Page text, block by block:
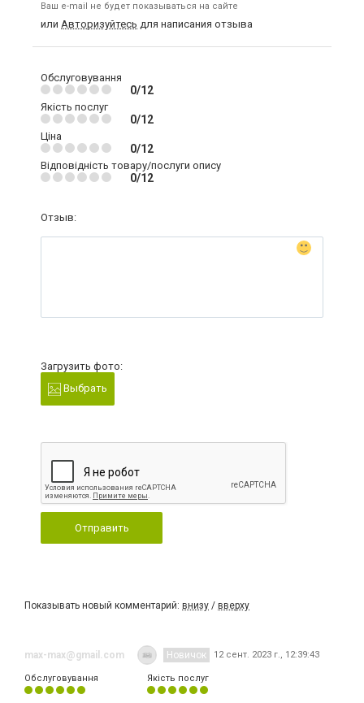
Ваш e-mail не будет показываться на сайте
или Авторизуйтесь для написания отзыва
Обслуговування
0/12
Якість послуг
0/12
Ціна
0/12
Відповідність товару/послуги опису
0/12
Отзыв:
Загрузить фото:
Выбрать
Отправить
Показывать новый комментарий: внизу / вверху
max-max@gmail.com Новичок 12 сент. 2023 г., 12:39:43
Обслуговування Якість послуг